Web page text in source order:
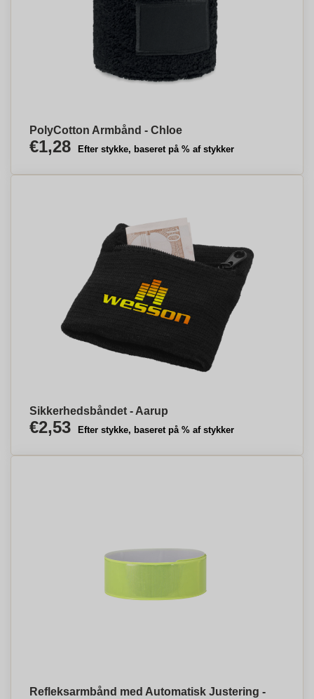
PolyCotton Armbånd - Chloe
€1,28 Efter stykke, baseret på % af stykker
Sikkerhedsbåndet - Aarup
€2,53 Efter stykke, baseret på % af stykker
Refleksarmbånd med Automatisk Justering -